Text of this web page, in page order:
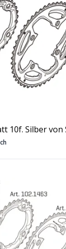
10f. Silber von